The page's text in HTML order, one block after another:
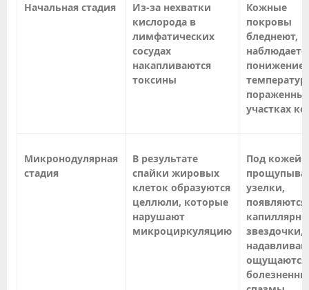
Начальная стадия
Из-за нехватки
кислорода в
лимфатических
сосудах
накапливаются
токсины
Кожные
покровы
бледнеют,
понижение
участках
Микронодулярная
стадия
В результате
спайки жировых
клеток образуются
целлюли, которые
нарушают
микроциркуляцию
Под кожей
узелки,
появляются
звездочки,
ощущаются